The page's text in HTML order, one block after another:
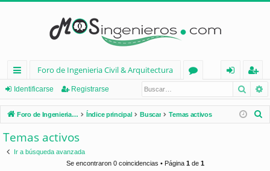
nl
ac
es
rá
Foro de Ingenieria Civil & Arquitectura
os
nt
ifi
eg
ist
ra
Identificarse Registrarse
Foro de Ingenieria Civil & Arquitectura Índice principal Buscar Temas activos
Temas activos
Ir a búsqueda avanzada
Se encontraron 0 coincidencias • Página 1de 1